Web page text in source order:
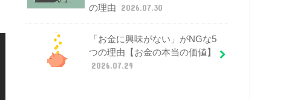
の理由
2026.07.30
「お金に興味がない」がNGな5
つの理由【お金の本当の価値】
2026.07.29